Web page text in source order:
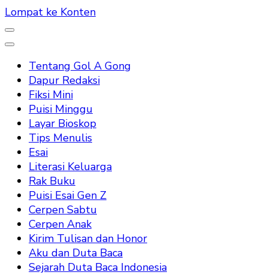
Lompat ke Konten
Tentang Gol A Gong
Dapur Redaksi
Fiksi Mini
Puisi Minggu
Layar Bioskop
Tips Menulis
Esai
Literasi Keluarga
Rak Buku
Puisi Esai Gen Z
Cerpen Sabtu
Cerpen Anak
Kirim Tulisan dan Honor
Aku dan Duta Baca
Sejarah Duta Baca Indonesia